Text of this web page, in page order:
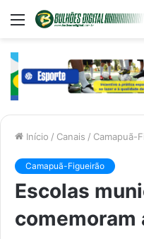
Menu
Início / Canais / Camapuã-
Camapuã-Figueirão
Escolas
comemoram